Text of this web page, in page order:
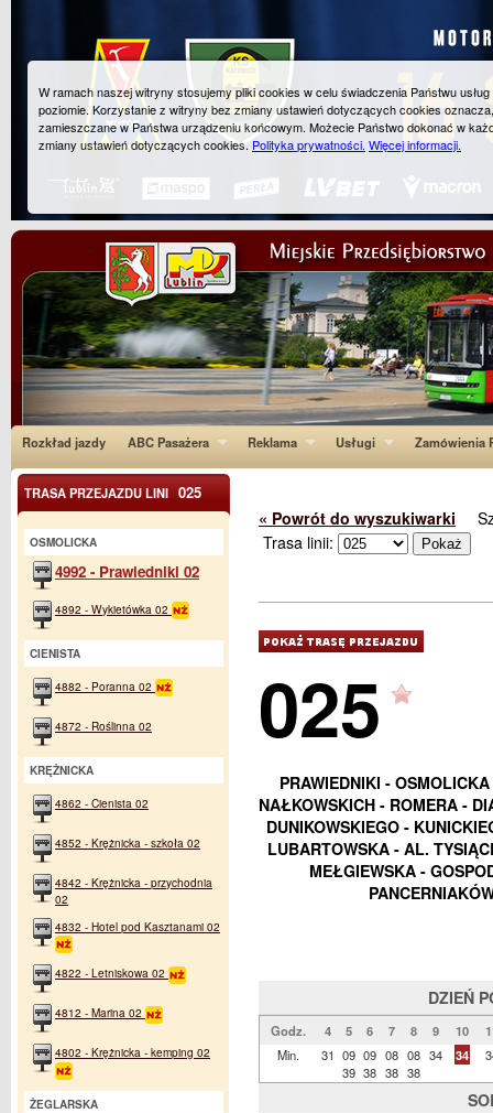
Rozkład jazdy ABC Pasażera Reklama Usługi Zamówienia
« Powrót do wyszukiwarki
Trasa linii:
025
PRAWIEDNIKI -
NAŁKOWSKICH - ROMERA -
DUNIKOWSKIEGO -
LUBARTOWSKA - AL.
MEŁGIEWSKA -
DZIEŃ
Godz. 4 5 6 7 8 9 10
Min.
31 09
39
09
38
08
38
08
38
34 34
TRASA PRZEJAZDU LINI 025
OSMOLICKA
4992 - Prawiedniki 02
4892 - Wykietówka 02
CIENISTA
4882 - Poranna 02
4872 - Roślinna 02
KRĘŻNICKA
4862 - Cienista 02
4852 - Krężnicka - szkoła 02
4842 - Krężnicka - przychodnia
02
4832 - Hotel pod Kasztanami 02
4822 - Letniskowa 02
4812 - Marina 02
4802 - Krężnicka - kemping 02
ŻEGLARSKA
W ramach naszej witryny stosujemy pliki cookies w celu świadczenia Państwu
poziomie. Korzystanie z witryny bez zmiany ustawień dotyczących cookies
zamieszczane w Państwa urządzeniu końcowym. Możecie Państwo dokonać w
zmiany ustawień dotyczących cookies.Polityka prywatności. Więcej informacji.